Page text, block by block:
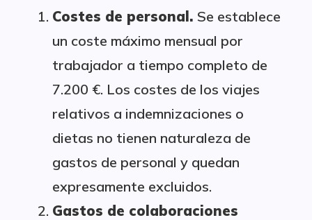
Costes de personal. Se establece
un coste máximo mensual por
trabajador a tiempo completo de
7.200 €. Los costes de los viajes
relativos a indemnizaciones o
dietas no tienen naturaleza de
gastos de personal y quedan
expresamente excluidos.
Gastos de colaboraciones